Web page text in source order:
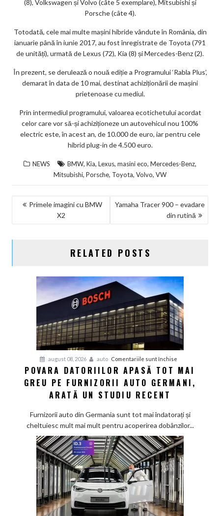
(8), Volkswagen și Volvo (câte 5 exemplare), Mitsubishi și
Porsche (câte 4).
Totodată, cele mai multe mașini hibride vândute în România, din
ianuarie până în iunie 2017, au fost înregistrate de Toyota (791
de unități), urmată de Lexus (72), Kia (8) și Mercedes-Benz (2).
În prezent, se derulează o nouă ediție a Programului ‘Rabla Plus’,
demarat în data de 10 mai, destinat achiziționării de mașini
prietenoase cu mediul.
Prin intermediul programului, valoarea ecotichetului acordat
celor care vor să-și achiziționeze un autovehicul nou 100%
electric este, în acest an, de 10.000 de euro, iar pentru cele
hibrid plug-in de 4.500 euro.
NEWS BMW, Kia, Lexus, masini eco, Mercedes-Benz,
Mitsubishi, Porsche, Toyota, Volvo, VW
NAVIGARE
Primele imagini cu BMW
X2
Yamaha Tracer 900 – evadare
din rutină
RELATED POSTS
august 08, 2026 auto Comentariile sunt închise
Povara
datoriilor
mai
greu
furnizorii
auto
germani,
arată
un
studiu
recent
POVARA DATORIILOR APASĂ TOT MAI
GREU PE FURNIZORII AUTO GERMANI,
ARATĂ UN STUDIU RECENT
Furnizorii auto din Germania sunt tot mai îndatorați și
cheltuiesc mult mai mult pentru acoperirea dobânzilor...